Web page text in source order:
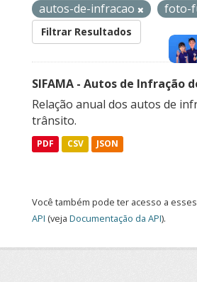
autos-de-infracao
foto-
Filtrar Resultados
SIFAMA - Autos de Infração
Relação anual dos autos de
trânsito.
PDF CSV JSON
Você também pode ter acesso a
API (veja Documentação da API).